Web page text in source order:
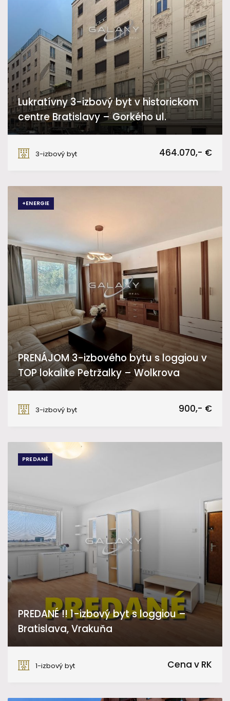
Lukratívny 3-izbový byt v historickom
centre Bratislavy – Gorkého ul.
3-izbový byt
464.070,- €
+ENERGIE
PRENÁJOM 3-izbového bytu s loggiou v
TOP lokalite Petržalky – Wolkrova
3-izbový byt
900,- €
PREDANÉ
PREDANÉ !! 1-izbový byt s loggiou –
Bratislava, Vrakuňa
1-izbový byt
Cena v RK